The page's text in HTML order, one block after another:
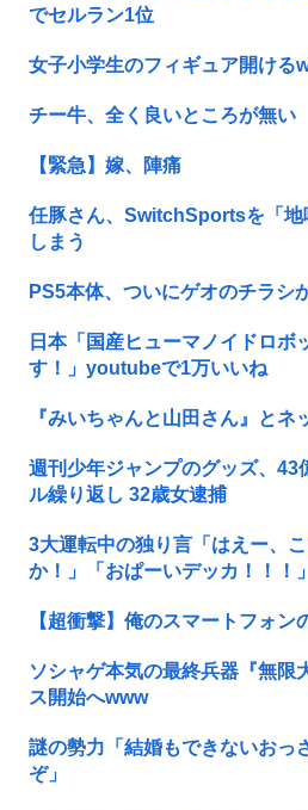
でセルラン1位
女子小学生のフィギュア開ける
チー牛、全く良いところが無い
【緊急】嫁、陣痛
任豚さん、SwitchSportsを「地
しまう
PS5本体、ついにゲオのチラシ
日本「国産ヒューマノイドロボ
す！」youtubeで1万いいね
『みいちゃんと山田さん』とネ
週刊少年ジャンプのグッズ、43
ル繰り返し 32歳女逮捕
3大運転中の独り言「はえー、
か！」「おぱーいデッカ！！！」
【超衝撃】俺のスマートフォン
ソシャゲ本気の最終兵器『無限
ス開始へwww
謎の勢力「結婚もできないおっ
ぞ」